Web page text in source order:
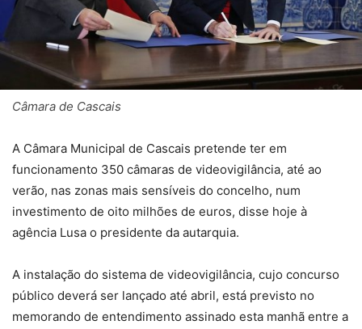
Câmara de Cascais
A Câmara Municipal de Cascais pretende ter em
funcionamento 350 câmaras de videovigilância, até ao
verão, nas zonas mais sensíveis do concelho, num
investimento de oito milhões de euros, disse hoje à
agência Lusa o presidente da autarquia.
A instalação do sistema de videovigilância, cujo concurso
público deverá ser lançado até abril, está previsto no
memorando de entendimento assinado esta manhã entre a